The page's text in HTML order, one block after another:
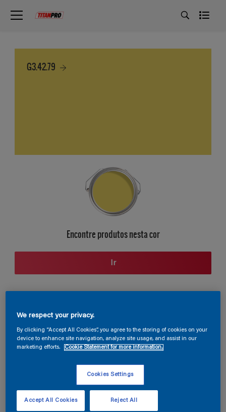
G3.42.79
Encontre produtos nesta cor
Ir
Seção de cores
We respect your privacy.
By clicking “Accept All Cookies”, you agree to the storing of cookies on your
device to enhance site navigation, analyze site usage, and assist in our
marketing efforts.
Cookie Statement for more information.
Cookies Settings
Reject All
Accept All Cookies